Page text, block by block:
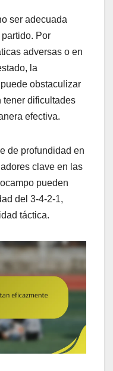
ser adecuada
Por
adversas o en
la
obstaculizar
tener dificultades
efectiva.
de profundidad en
clave en las
pueden
del 3-4-2-1,
táctica.